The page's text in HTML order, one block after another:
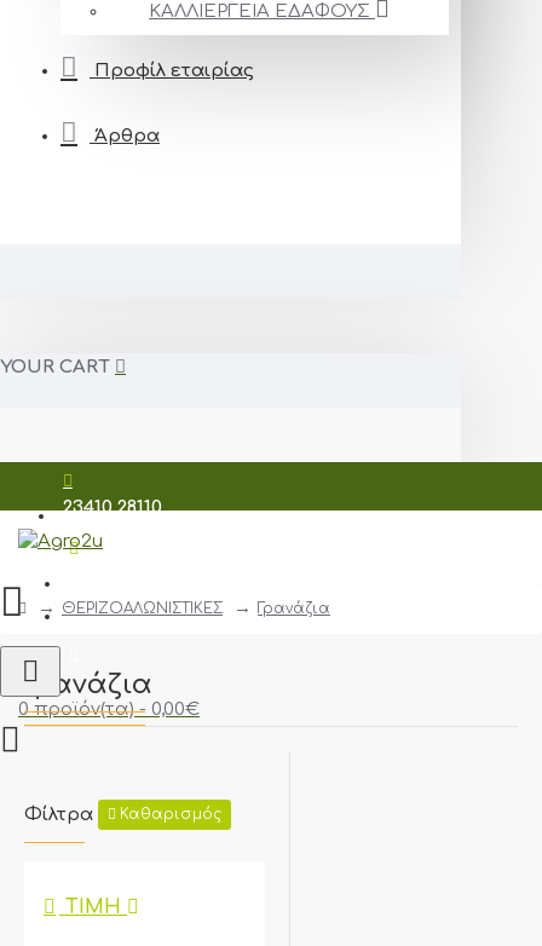
ΚΑΛΛΙΕΡΓΕΙΑ ΕΔΑΦΟΥΣ
Προφίλ εταιρίας
Άρθρα
YOUR CART
23410 28110
0 προϊόν(τα) - 0,00€
ΘΕΡΙΖΟΑΛΩΝΙΣΤΙΚΕΣ Γρανάζια
Γρανάζια
Φίλτρα Καθαρισμός
ΤΙΜΉ